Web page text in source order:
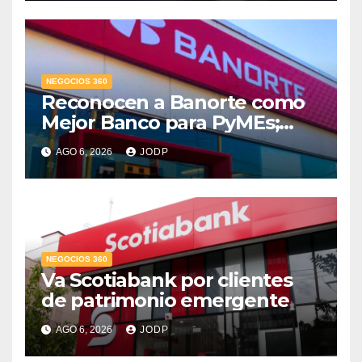
NEGOCIOS 360
Reconocen a Banorte como
Mejor Banco para PyMEs;
supera 14% del mercado
crediticio
AGO 6, 2026 JODP
NEGOCIOS 360
Va Scotiabank por clientes
de patrimonio emergente
AGO 6, 2026 JODP